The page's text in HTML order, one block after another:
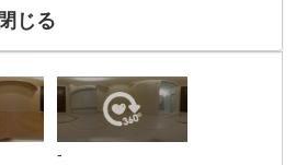
じる
-